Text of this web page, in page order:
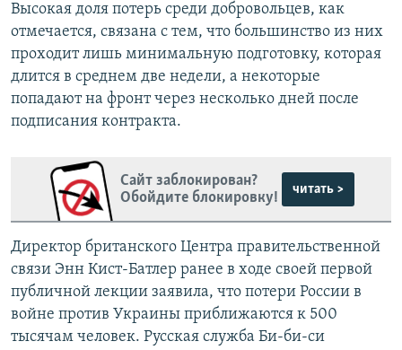
Высокая доля потерь среди добровольцев, как
отмечается, связана с тем, что большинство из них
проходит лишь минимальную подготовку, которая
длится в среднем две недели, а некоторые
попадают на фронт через несколько дней после
подписания контракта.
Сайт заблокирован?
Обойдите блокировку!
читать >
Директор британского Центра правительственной
связи Энн Кист-Батлер ранее в ходе своей первой
публичной лекции заявила, что потери России в
войне против Украины приближаются к 500
тысячам человек. Русская служба Би-би-си